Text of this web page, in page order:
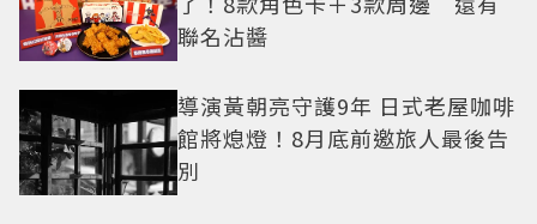
聯名沾醬
導演黃朝亮守護9年 日式老屋咖啡
館將熄燈！8月底前邀旅人最後告
別